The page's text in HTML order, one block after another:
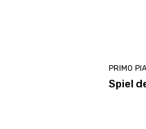
PRIMO
Spiel